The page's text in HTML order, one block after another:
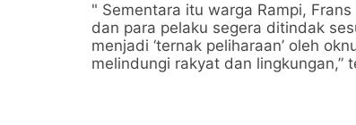
" Sementara itu warga Rampi,
dan para pelaku segera ditindak
menjadi ‘ternak peliharaan’ oleh
melindungi rakyat dan lingkungan,”